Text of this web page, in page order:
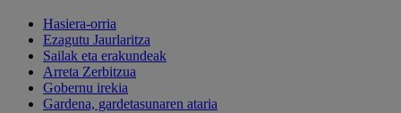
Hasiera-orria
Ezagutu Jaurlaritza
Sailak eta erakundeak
Arreta Zerbitzua
Gobernu irekia
Gardena, gardetasunaren ataria